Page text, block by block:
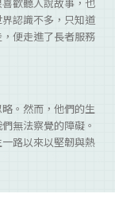
認識不多，只知道
便走進了長者服務
。然而，他們的生
無法察覺的障礙。
路以來以堅韌與熱